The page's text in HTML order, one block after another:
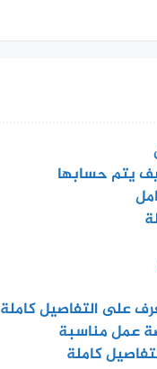
يتم حسابها
على التفاصيل كاملة
كاملة